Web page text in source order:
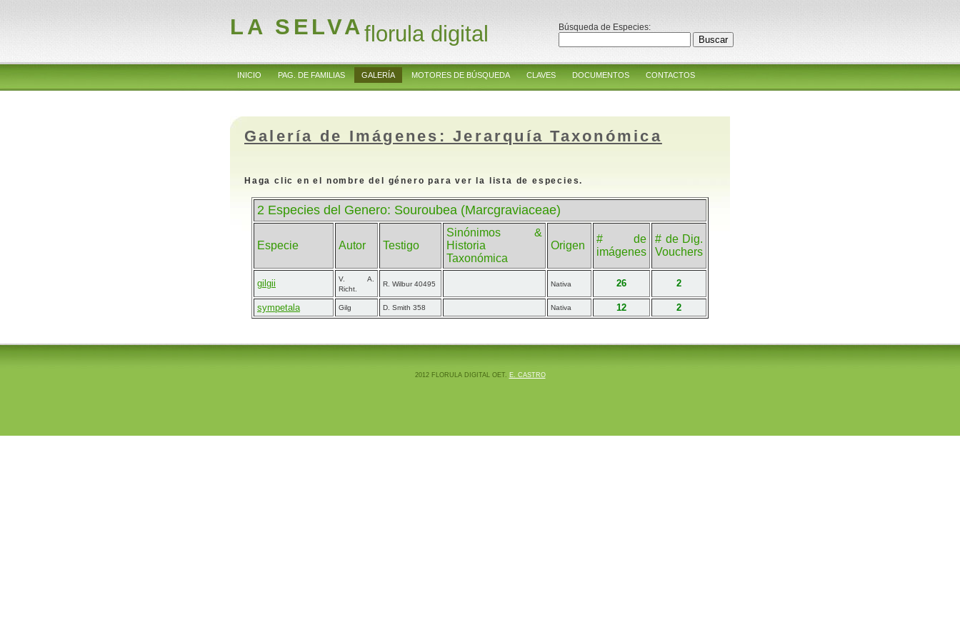
LA SELVAflorula digital Búsqueda de Especies:
INICIO PAG. DE FAMILIAS GALERÍA MOTORES DE BÚSQUEDA CLAVES DOCUMENTOS CONTACTOS
Galería de Imágenes: Jerarquía Taxonómica
Haga clic en el nombre del género para ver la lista de especies.
2 Especies del Genero: Souroubea (Marcgraviaceae)
Especie Autor Testigo
Sinónimos &
Historia
Taxonómica
Origen
# de
imágenes
# de Dig.
Vouchers
gilgii
V. A.
Richt.
R. Wilbur 40495 Nativa 26 2
sympetala Gilg D. Smith 358 Nativa 12 2
2012 FLORULA DIGITAL OET. E. CASTRO